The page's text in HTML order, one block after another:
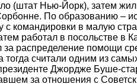
(штат Нью-Йорк), затем жил
По образованию –
с командировки в малую
работал в посольстве в
за распределение помощи
тогда считали одним из
Джордже Буше-
за отношения с